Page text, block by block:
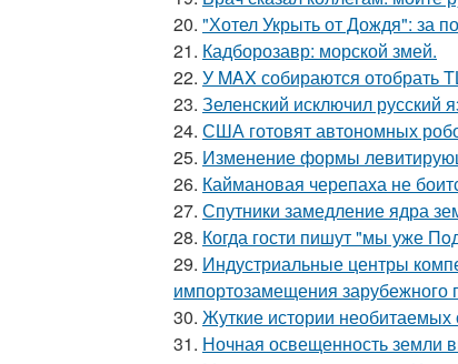
20. "Хотел Укрыть от Дождя": за
21. Кадборозавр: морской змей.
22. У MAX собираются отобрать
23. Зеленский исключил русский
24. США готовят автономных
25. Изменение формы
26. Каймановая черепаха не
27. Спутники замедление ядра
28. Когда гости пишут "мы уже
29. Индустриальные центры
импортозамещения зарубежного
30. Жуткие истории необитаемых
31. Ночная освещенность земли